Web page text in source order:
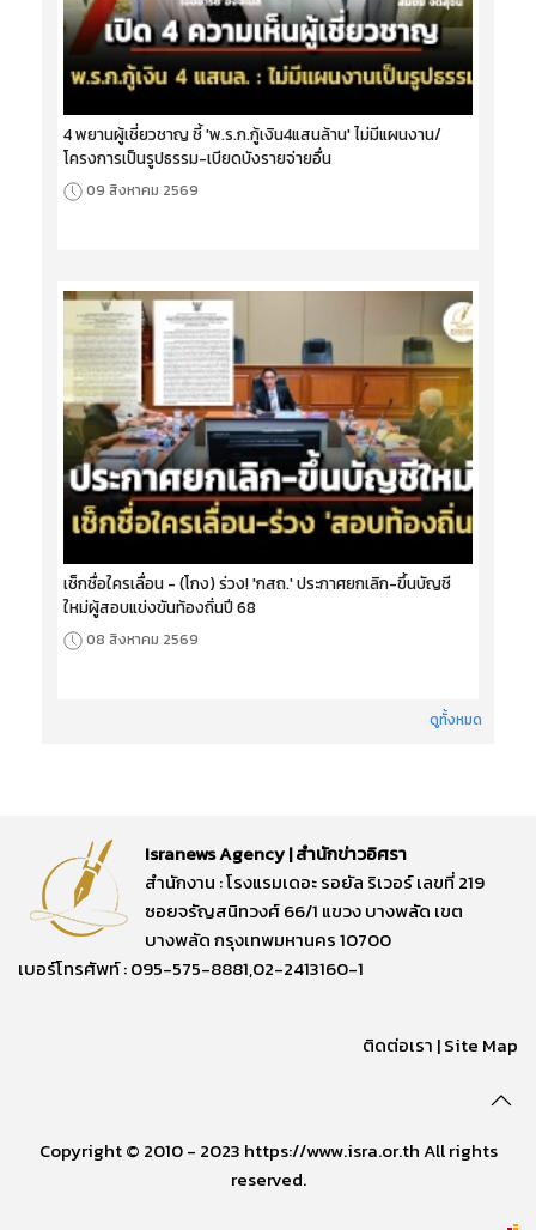
4 พยานผู้เชี่ยวชาญ ชี้ 'พ.ร.ก.กู้เงิน4แสนล้าน' ไม่มีแผนงาน/
โครงการเป็นรูปธรรม-เบียดบังรายจ่ายอื่น
09 สิงหาคม 2569
เช็กชื่อใครเลื่อน - (โกง) ร่วง! 'กสถ.' ประกาศยกเลิก-ขึ้นบัญชี
ใหม่ผู้สอบแข่งขันท้องถิ่นปี 68
08 สิงหาคม 2569
ดูทั้งหมด
Isranews Agency | สำนักข่าวอิศรา
สำนักงาน : โรงแรมเดอะ รอยัล ริเวอร์ เลขที่ 219
ซอยจรัญสนิทวงศ์ 66/1 แขวง บางพลัด เขต
บางพลัด กรุงเทพมหานคร 10700
เบอร์โทรศัพท์ : 095-575-8881,02-2413160-1
ติดต่อเรา |Site Map
Copyright © 2010 - 2023 https://www.isra.or.th All rights
reserved.